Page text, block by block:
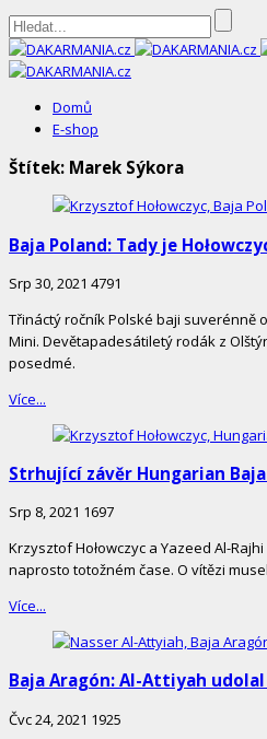
DAKARMANIA.cz
Domů
E-shop
Štítek: Marek Sýkora
Baja Poland: Tady je
Srp 30, 2021 4791
Třináctý ročník Polské baji suverénně
Mini. Devětapadesátiletý rodák z
posedmé.
Více...
Strhující závěr Hungarian
Srp 8, 2021 1697
Krzysztof Hołowczyc a Yazeed Al-
naprosto totožném čase. O vítězi
Více...
Baja Aragón: Al-Attiyah udolal
Čvc 24, 2021 1925